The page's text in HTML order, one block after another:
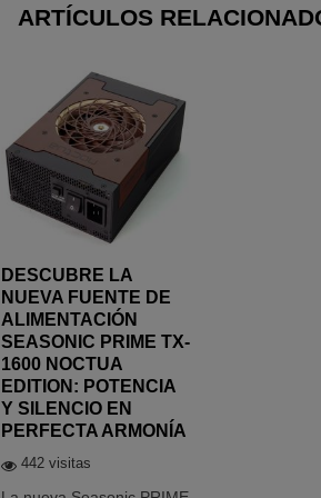
ARTÍCULOS
DESCUBRE LA
NUEVA FUENTE DE
ALIMENTACIÓN
SEASONIC PRIME TX-
1600 NOCTUA
EDITION: POTENCIA
Y SILENCIO EN
PERFECTA ARMONÍA
442 visitas